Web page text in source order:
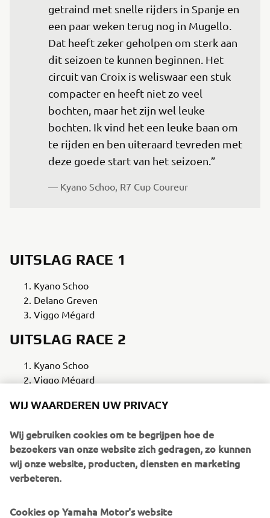
getraind met snelle rijders in Spanje en
een paar weken terug nog in Mugello.
Dat heeft zeker geholpen om sterk aan
dit seizoen te kunnen beginnen. Het
circuit van Croix is weliswaar een stuk
compacter en heeft niet zo veel
bochten, maar het zijn wel leuke
bochten. Ik vind het een leuke baan om
te rijden en ben uiteraard tevreden met
deze goede start van het seizoen.”
— Kyano Schoo, R7 Cup Coureur
UITSLAG RACE 1
Kyano Schoo
Delano Greven
Viggo Mégard
UITSLAG RACE 2
Kyano Schoo
Viggo Mégard
Delano Greven
BEKIJK DE STAND
De volgende ronde van de Yamaha Racing BLU CRU
WIJ WAARDEREN UW PRIVACY
Wij gebruiken cookies om te begrijpen hoe de
bezoekers van onze website zich gedragen, zo kunnen
wij onze website, producten, diensten en marketing
verbeteren.
Cookies op Yamaha Motor's website